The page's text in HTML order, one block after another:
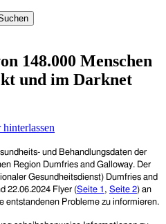
148.000 Menschen
und im Darknet
und Behandlungsdaten der
Region Dumfries and Galloway. Der
Gesundheitsdienst) Dumfries and
22.06.2024 Flyer (Seite 1 , Seite 2) an
entstandenen Probleme zu informieren.